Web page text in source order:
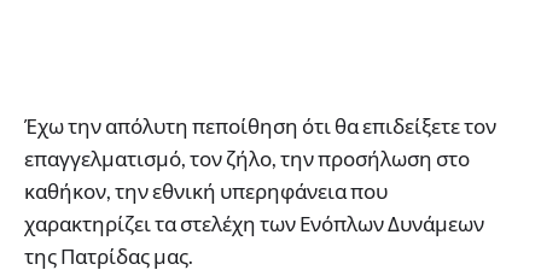
Έχω την απόλυτη πεποίθηση ότι θα επιδείξετε τον
επαγγελματισμό, τον ζήλο, την προσήλωση στο
καθήκον, την εθνική υπερηφάνεια που
χαρακτηρίζει τα στελέχη των Ενόπλων Δυνάμεων
της Πατρίδας μας.